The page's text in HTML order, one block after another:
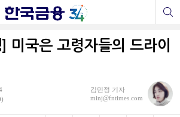
미국은 고령자들의 드라이
김민정 기자
minj@fntimes.com